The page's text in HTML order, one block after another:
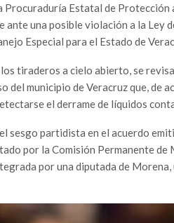
Procuraduría Estatal de
ante una posible violación a la Ley
Especial para el Estado de
los tiraderos a cielo abierto, se
del municipio de Veracruz que, de
el derrame de líquidos
sesgo partidista en el acuerdo
por la Comisión Permanente de
por una diputada de